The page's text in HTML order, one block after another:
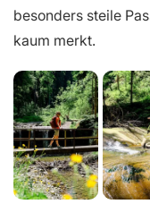
besonders steile
kaum merkt.